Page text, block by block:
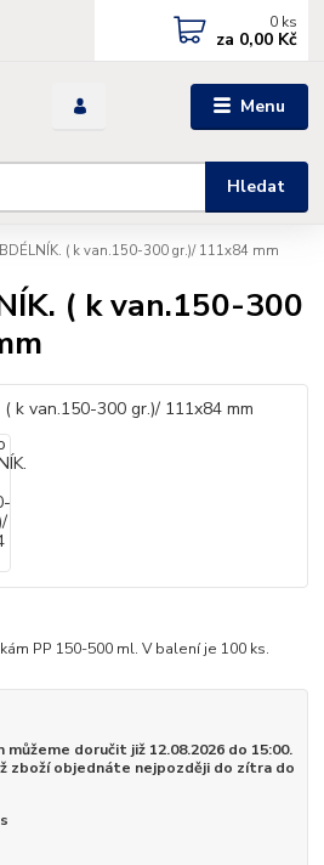
Menu
Hledat
0 ks
za 0,00 Kč
( k van.150-300 gr.)/ 111x84 mm
( k van.150-300
PP 150-500 ml. V balení je 100 ks.
můžeme doručit již 12.08.2026 do 15:00.
zboží objednáte nejpozději do zítra do